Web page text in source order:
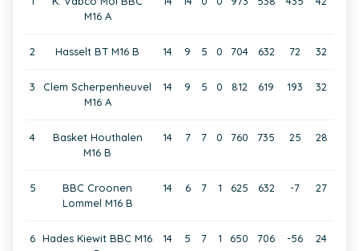
M16 A
2 Hasselt BT M16 B 14 9 5 0 704 632 72 32
3
Clem Scherpenheuvel
M16 A
14 9 5 0 812 619 193 32
4
Basket Houthalen
M16 B
14 7 7 0 760 735 25 28
5
BBC Croonen
Lommel M16 B
14 6 7 1 625 632 -7 27
6 Hades Kiewit BBC M16
14 5 7 1 650 706 -56 24